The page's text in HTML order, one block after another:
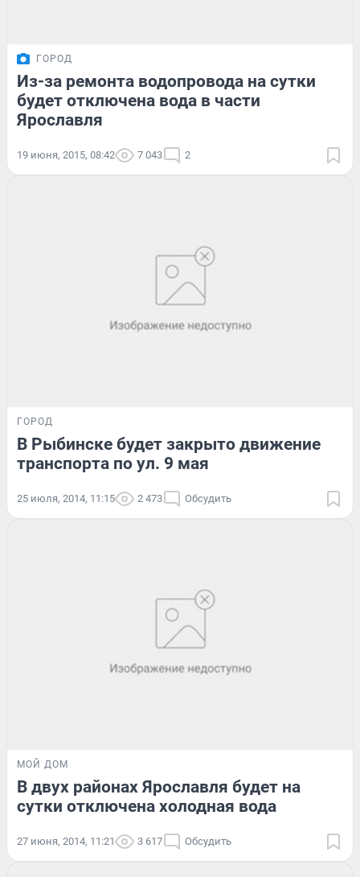
ГОРОД
Из-за ремонта водопровода на сутки
будет отключена вода в части
Ярославля
19 июня, 2015, 08:42 7 043 2
ГОРОД
В Рыбинске будет закрыто движение
транспорта по ул. 9 мая
25 июля, 2014, 11:15 2 473 Обсудить
МОЙ ДОМ
В двух районах Ярославля будет на
сутки отключена холодная вода
27 июня, 2014, 11:21 3 617 Обсудить